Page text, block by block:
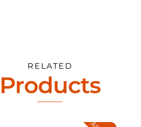
RELATED
Products